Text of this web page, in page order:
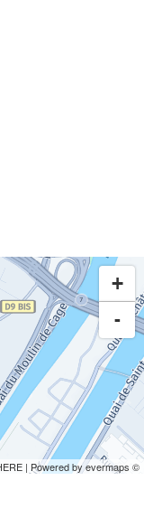
+
-
| Powered byevermaps ©